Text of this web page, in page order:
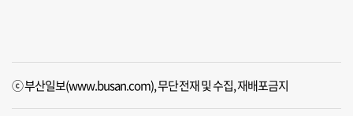
ⓒ 부산일보(www.busan.com), 무단전재 및 수집, 재배포금지